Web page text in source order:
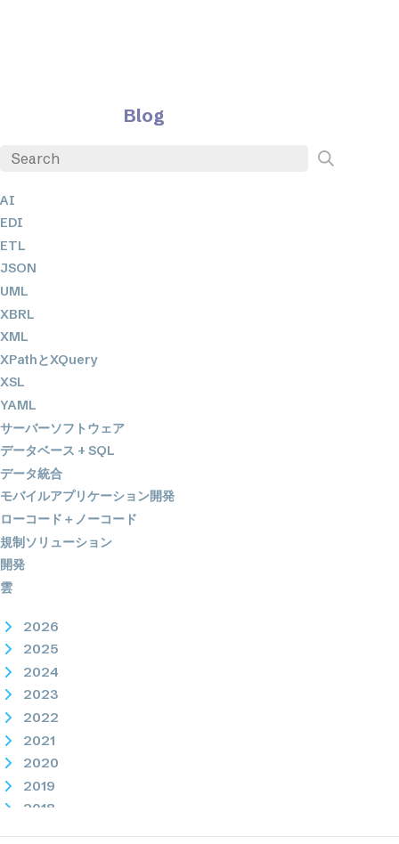
Blog
AI
EDI
ETL
JSON
UML
XBRL
XML
XPathとXQuery
XSL
YAML
サーバーソフトウェア
データベース + SQL
データ統合
モバイルアプリケーション開発
ローコード＋ノーコード
規制ソリューション
開発
雲
2026
2025
2024
2023
2022
2021
2020
2019
2018